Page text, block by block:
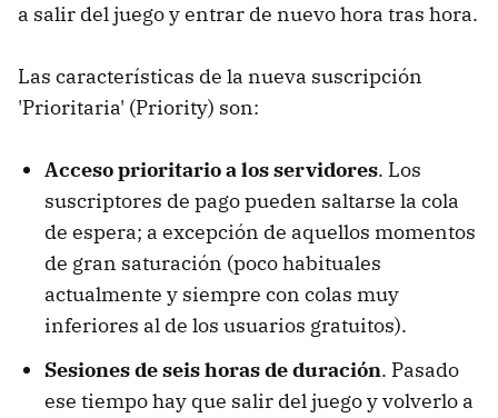
a salir del juego y entrar de nuevo hora tras hora.
Las características de la nueva suscripción
'Prioritaria' (Priority) son:
Acceso prioritario a los servidores. Los
suscriptores de pago pueden saltarse la cola
de espera; a excepción de aquellos momentos
de gran saturación (poco habituales
actualmente y siempre con colas muy
inferiores al de los usuarios gratuitos).
Sesiones de seis horas de duración. Pasado
ese tiempo hay que salir del juego y volverlo a